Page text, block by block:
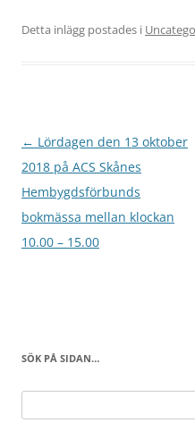
Detta inlägg postades i
Inläggsnavigering
← Lördagen den 13 oktober
2018 på ACS Skånes
Hembygdsförbunds
bokmässa mellan klockan
10.00 – 15.00
SÖK PÅ SIDAN…
efter: